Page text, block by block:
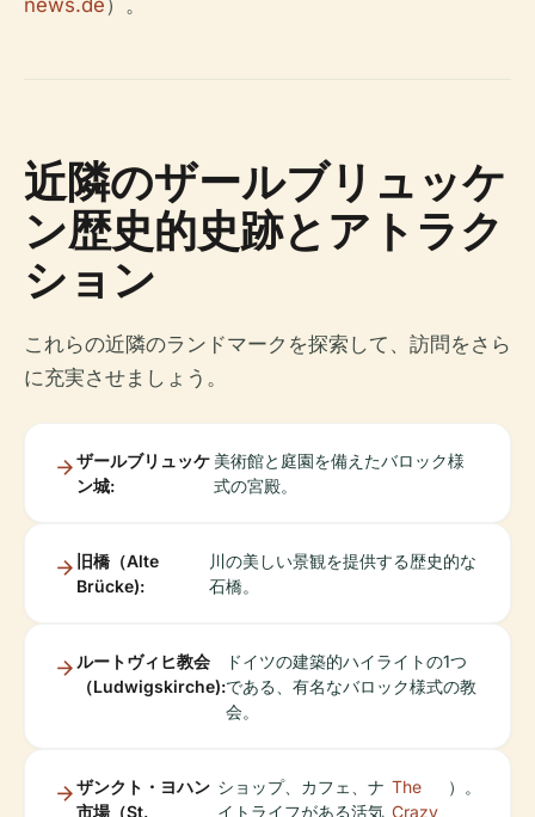
近隣のザールブリュッケ
ン歴史的史跡とアトラク
ション
これらの近隣のランドマークを探索して、訪問をさら
に充実させましょう。
ザールブリュッケ
ン城:
美術館と庭園を備えたバロック様
式の宮殿。
旧橋（Alte
Brücke):
川の美しい景観を提供する歴史的な
石橋。
ルートヴィヒ教会
（Ludwigskirche):
ドイツの建築的ハイライトの1つ
である、有名なバロック様式の教
会。
ザンクト・ヨハン
市場（St.
ショップ、カフェ、ナ
イトライフがある活気
The
Crazy
）。